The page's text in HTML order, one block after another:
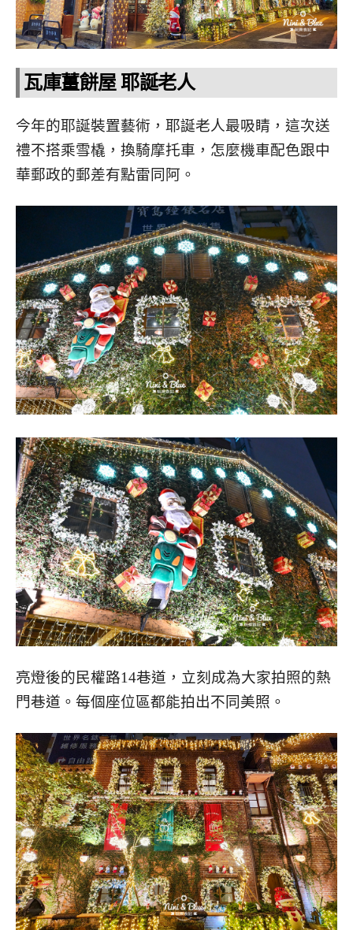
瓦庫薑餅屋 耶誕老人
今年的耶誕裝置藝術，耶誕老人最吸睛，這次送
禮不搭乘雪橇，換騎摩托車，怎麼機車配色跟中
華郵政的郵差有點雷同阿。
亮燈後的民權路14巷道，立刻成為大家拍照的熱
門巷道。每個座位區都能拍出不同美照。